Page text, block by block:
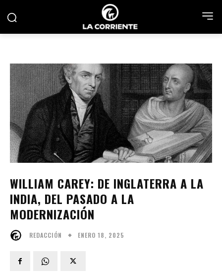
WILLIAM CAREY: DE INGLATERRA A LA
INDIA, DEL PASADO A LA
MODERNIZACIÓN
REDACCIÓN ENERO 18, 2025